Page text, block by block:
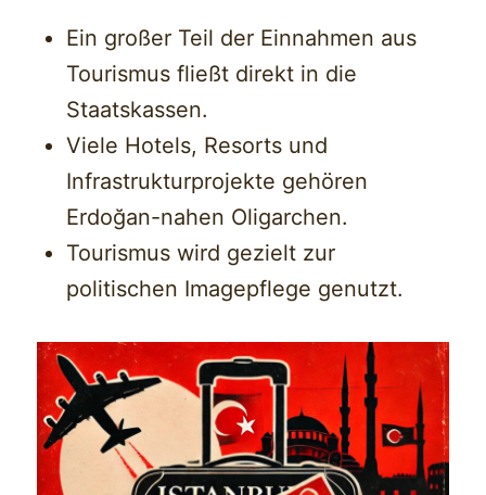
Ein großer Teil der Einnahmen aus
Tourismus fließt direkt in die
Staatskassen.
Viele Hotels, Resorts und
Infrastrukturprojekte gehören
Erdoğan-nahen Oligarchen.
Tourismus wird gezielt zur
politischen Imagepflege genutzt.